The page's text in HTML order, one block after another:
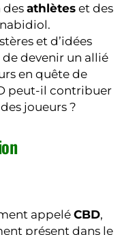
desathlètes et des
et d’idées
de devenir un allié
en quête de
peut-il contribuer
joueurs ?
appeléCBD,
présent dans le